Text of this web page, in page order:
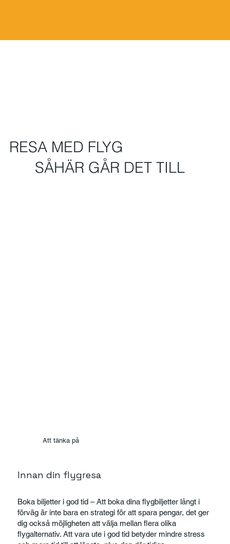
RESA MED FLYG
SÅHÄR GÅR DET TILL
Att tänka på
Innan din flygresa
Boka biljetter i god tid – Att boka dina flygbiljetter långt i
förväg är inte bara en strategi för att spara pengar, det ger
dig också möjligheten att välja mellan flera olika
flygalternativ. Att vara ute i god tid betyder mindre stress